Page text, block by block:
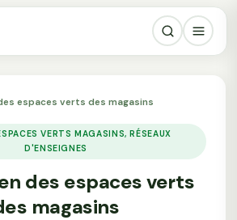
espaces verts des magasins
VERTS MAGASINS, RÉSEAUX
D'ENSEIGNES
des espaces verts
magasins